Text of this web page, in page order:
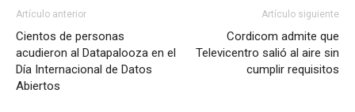
Artículo anterior
Cientos de personas
acudieron al Datapalooza en el
Día Internacional de Datos
Abiertos
Artículo siguiente
Cordicom admite que
Televicentro salió al aire sin
cumplir requisitos